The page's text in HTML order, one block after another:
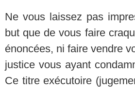
Ne vous laissez pas
but que de vous faire
énoncées, ni faire vendre
justice vous ayant
Ce titre exécutoire